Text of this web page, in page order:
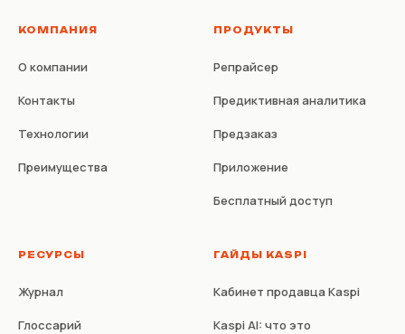
КОМПАНИЯ
О компании
Контакты
Технологии
Преимущества
ПРОДУКТЫ
Репрайсер
Предиктивная аналитика
Предзаказ
Приложение
Бесплатный доступ
РЕСУРСЫ
Журнал
Глоссарий
ГАЙДЫ KASPI
Кабинет продавца Kaspi
Kaspi AI: что это